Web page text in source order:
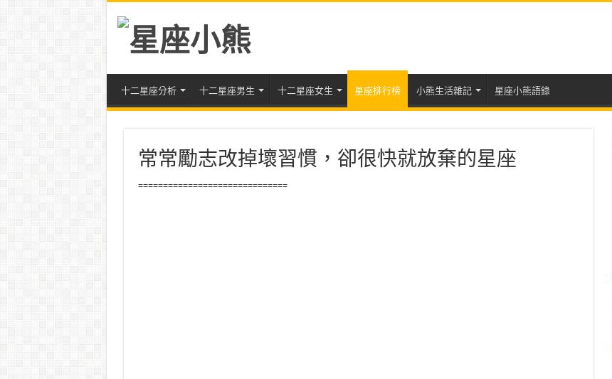
十二星座分析 十二星座男生 十二星座女生 星座排行榜 小熊生活雜記 星座小熊語錄
常常勵志改掉壞習慣，卻很快就放棄的星座
==============================